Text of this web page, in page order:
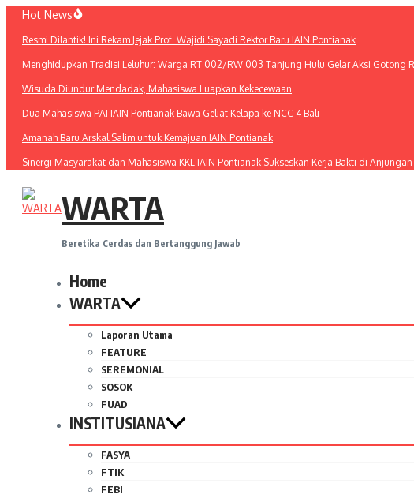
Lewati
konten
Hot News
Resmi Dilantik! Ini Rekam Jejak Prof. Wajidi Sayadi Rektor Baru IAIN Pontianak
Menghidupkan Tradisi Leluhur: Warga RT 002/RW 003 Tanjung Hulu Gelar Aksi Gotong
Wisuda Diundur Mendadak, Mahasiswa Luapkan Kekecewaan
Dua Mahasiswa PAI IAIN Pontianak Bawa Geliat Kelapa ke NCC 4 Bali
Amanah Baru Arskal Salim untuk Kemajuan IAIN Pontianak
Sinergi Masyarakat dan Mahasiswa KKL IAIN Pontianak Sukseskan Kerja Bakti di
WARTA
Beretika Cerdas dan Bertanggung Jawab
Home
WARTA
Laporan Utama
FEATURE
SEREMONIAL
SOSOK
FUAD
INSTITUSIANA
FASYA
FTIK
FEBI